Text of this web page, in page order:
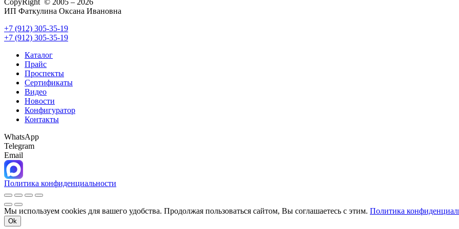
ИП Фаткулина Оксана Ивановна
+7 (912) 305-35-19
+7 (912) 305-35-19
Каталог
Прайс
Проспекты
Сертификаты
Видео
Новости
Конфигуратор
Контакты
WhatsApp
Telegram
Email
Политика конфиденциальности
Мы используем cookies для вашего удобства. Продолжая пользоваться сайтом, Вы соглашаетесь с этим. Политика
Ok